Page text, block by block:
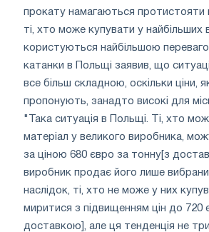
прокату намагаються протистояти
ті, хто може купувати у найбільших
користуються найбільшою
катанки в Польщі заявив, що
все більш складною, оскільки ціни,
пропонують, занадто високі для
"Така ситуація в Польщі. Ті, хто
матеріал у великого виробника,
за ціною 680 євро за тонну[з
виробник продає його лише
наслідок, ті, хто не може у них
миритися з підвищенням цін до 720
доставкою], але ця тенденція не